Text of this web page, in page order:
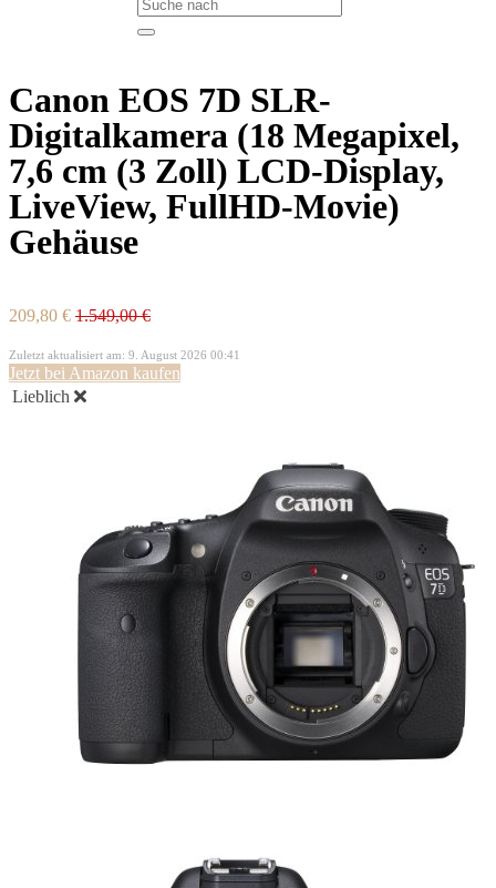
Canon EOS 7D SLR-
Digitalkamera (18 Megapixel,
7,6 cm (3 Zoll) LCD-Display,
LiveView, FullHD-Movie)
Gehäuse
209,80 € 1.549,00 €
Zuletzt aktualisiert am: 9. August 2026 00:41
Jetzt bei Amazon kaufen
Lieblich